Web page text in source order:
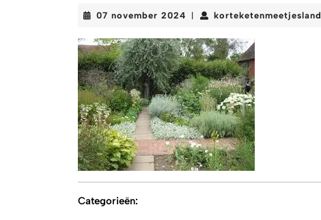
07 november 2024 07
2024
korteketenmeetjesland
Categorieën: